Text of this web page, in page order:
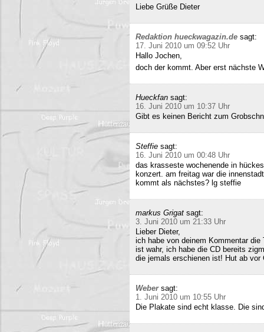
Liebe Grüße Dieter
Redaktion hueckwagazin.de sagt:
17. Juni 2010 um 09:52 Uhr
Hallo Jochen,
doch der kommt. Aber erst nächste
Hueckfan sagt:
16. Juni 2010 um 10:37 Uhr
Gibt es keinen Bericht zum
Steffie sagt:
16. Juni 2010 um 00:48 Uhr
das krasseste wochenende in
konzert. am freitag war die
kommt als nächstes? lg steffie
markus Grigat sagt:
3. Juni 2010 um 21:33 Uhr
Lieber Dieter,
ich habe von deinem Kommentar
ist wahr, ich habe die CD bereits
die jemals erschienen ist! Hut ab vor
Weber sagt:
1. Juni 2010 um 10:55 Uhr
Die Plakate sind echt klasse. Die